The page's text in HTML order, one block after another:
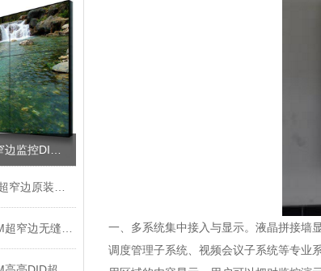
一、多系统集中接入与显示。液晶拼接墙
调度管理子系统、视频会议子系统等专业